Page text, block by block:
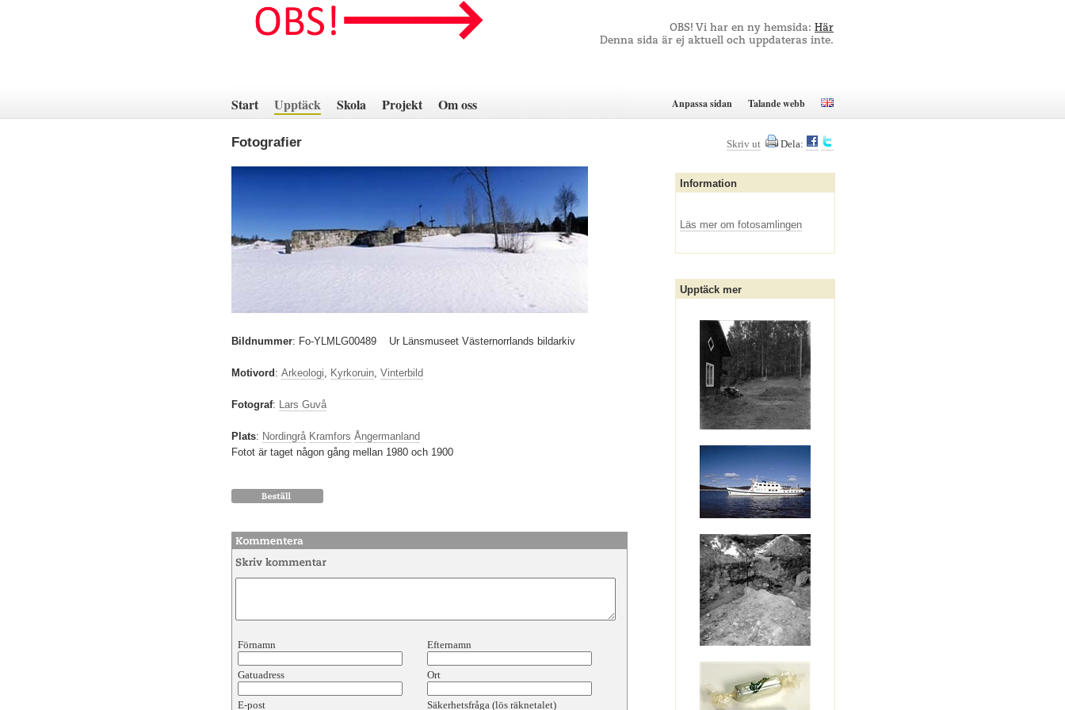
innehåll
OBS! Vi har en ny hemsida: Här
Denna sida är ej aktuell och uppdateras inte.
Start Upptäck Skola Projekt Om oss Anpassa sidan Talande webb
Fotografier
Bildnummer: Fo-YLMLG00489 Ur Länsmuseet Västernorrlands bildarkiv
Motivord : Arkeologi, Kyrkoruin, Vinterbild
Fotograf: Lars Guvå
Plats: Nordingrå Kramfors Ångermanland
Fotot är taget någon gång mellan 1980 och 1900
Förnamn Efternamn
Gatuadress Ort
E-post Säkerhetsfråga (lös räknetalet)
Skriv ut Dela:
Information
Läs mer om fotosamlingen
Upptäck mer